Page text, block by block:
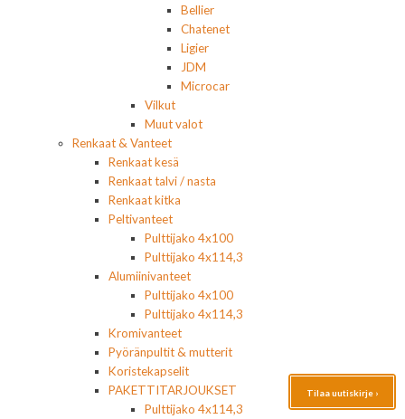
Bellier
Chatenet
Ligier
JDM
Microcar
Vilkut
Muut valot
Renkaat & Vanteet
Renkaat kesä
Renkaat talvi / nasta
Renkaat kitka
Peltivanteet
Pulttijako 4x100
Pulttijako 4x114,3
Alumiinivanteet
Pulttijako 4x100
Pulttijako 4x114,3
Kromivanteet
Pyöränpultit & mutterit
Koristekapselit
PAKETTITARJOUKSET
Pulttijako 4x114,3
Tilaa uutiskirje ›